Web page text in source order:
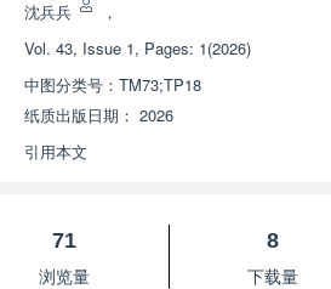
沈兵兵
，
Vol. 43, Issue 1, Pages: 1(2026)
中图分类号： TM73;TP18
纸质出版日期： 2026
引用本文
71
浏览量
8
下载量